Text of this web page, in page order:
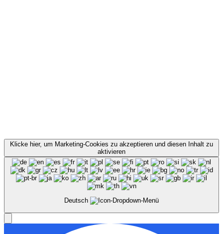
Klicke hier, um Marketing-Cookies zu akzeptieren und diesen Inhalt zu
aktivieren
Deutsch